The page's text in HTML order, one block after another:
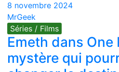
8 novembre 2024
MrGeek
Séries / Films
Emeth dans One
mystère qui